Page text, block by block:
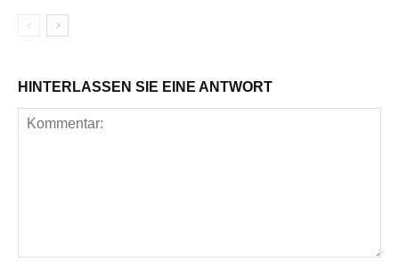
HINTERLASSEN SIE EINE ANTWORT